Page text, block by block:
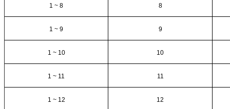
1 ~ 8 8
1 ~ 9 9
1 ~ 10 10
1 ~ 11 11
1 ~ 12 12